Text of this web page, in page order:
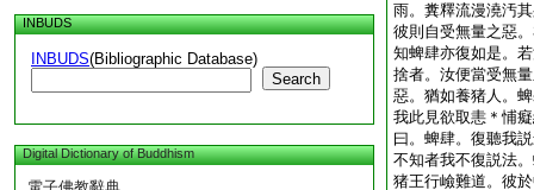
INBUDS
INBUDS(Bibliographic Database)
Search
Digital Dictionary of Buddhism
雨。糞釋流漫澆汚
彼則自受無量之惡
知蜱肆亦復如是。
捨者。汝便當受無
惡。猶如養猪人。
我此見欲取恚＊悑
曰。蜱肆。復聽我
不知者我不復説法
猪王行嶮難道。彼